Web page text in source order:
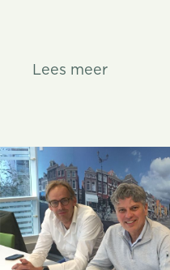
Lees meer
Lees meer